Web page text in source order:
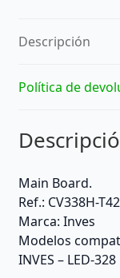
Descripción
Política de
Main Board.
Ref.: CV338H-T42
Marca: Inves
Modelos
INVES – LED-328